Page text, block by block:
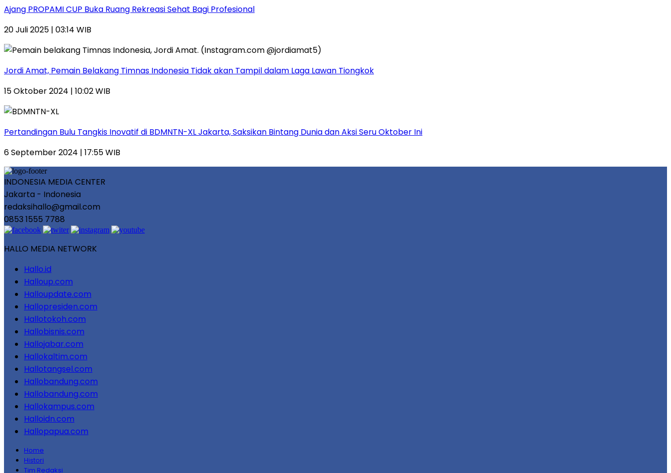
Ajang PROPAMI CUP Buka Ruang Rekreasi Sehat Bagi Profesional
20 Juli 2025 | 03:14 WIB
Jordi Amat, Pemain Belakang Timnas Indonesia Tidak akan Tampil dalam Laga Lawan Tiongkok
15 Oktober 2024 | 10:02 WIB
Pertandingan Bulu Tangkis Inovatif di BDMNTN-XL Jakarta, Saksikan Bintang Dunia dan Aksi Seru Oktober Ini
6 September 2024 | 17:55 WIB
INDONESIA MEDIA CENTER
Jakarta - Indonesia
redaksihallo@gmail.com
0853 1555 7788
HALLO MEDIA NETWORK
Hallo.id
Halloup.com
Halloupdate.com
Hallopresiden.com
Hallotokoh.com
Hallobisnis.com
Hallojabar.com
Hallokaltim.com
Hallotangsel.com
Hallobandung.com
Hallobandung.com
Hallokampus.com
Halloidn.com
Hallopapua.com
Home
Histori
Tim Redaksi